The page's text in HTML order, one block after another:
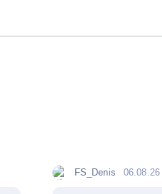
FS_Denis 06.08.26